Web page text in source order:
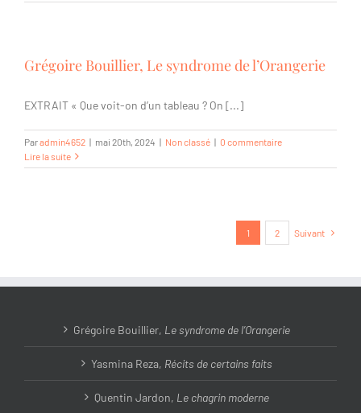
Grégoire Bouillier, Le syndrome de l’Orangerie
EXTRAIT « Que voit-on d’un tableau ? On [...]
Paradmin4652 | mai 20th, 2024 | Non classé | 0 commentaire
Lire la suite
1 2 Suivant
Grégoire Bouillier, Le syndrome de l’Orangerie
Yasmina Reza, Récits de certains faits
Quentin Jardon, Le chagrin moderne